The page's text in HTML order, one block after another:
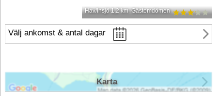
Hav/insjö 1,2 km Gästomdömen
Välj ankomst & antal dagar
Karta